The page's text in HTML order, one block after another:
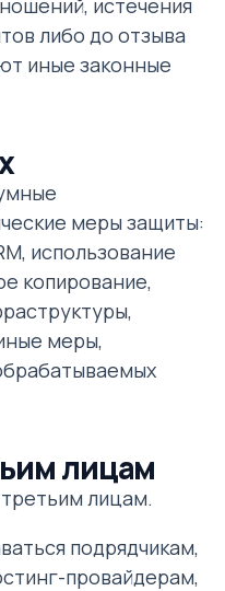
либо до отзыва
иные законные
меры защиты:
использование
копирование,
меры,
лицам
лицам.
подрядчикам,
провайдерам,